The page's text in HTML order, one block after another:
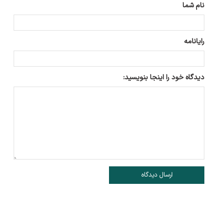
نام شما
رایانامه
دیدگاه خود را اینجا بنویسید:
ارسال دیدگاه